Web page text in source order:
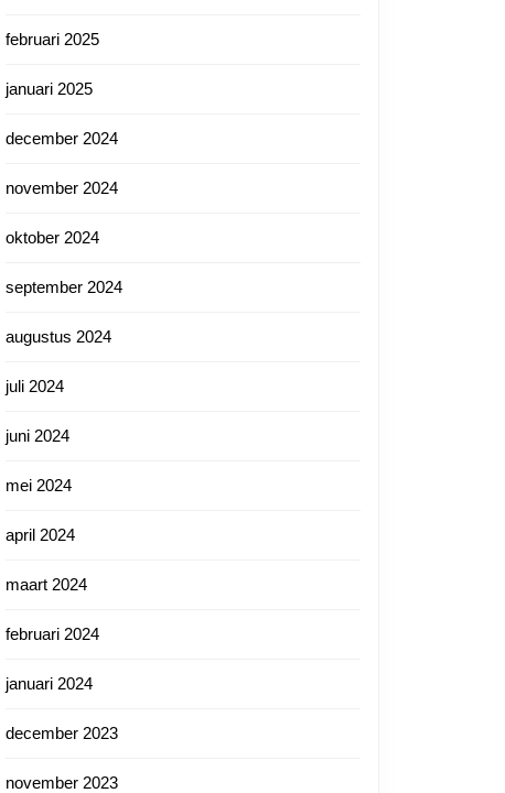
februari 2025
januari 2025
december 2024
november 2024
oktober 2024
september 2024
augustus 2024
juli 2024
juni 2024
mei 2024
april 2024
maart 2024
februari 2024
januari 2024
december 2023
november 2023